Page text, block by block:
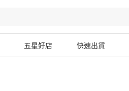
五星好店 快速出貨